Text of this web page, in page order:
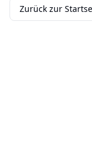
Zurück zur